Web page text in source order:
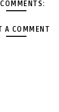
A COMMENT